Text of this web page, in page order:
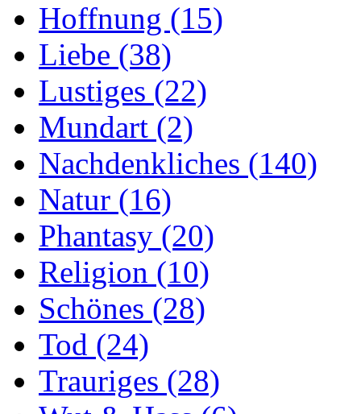
Hoffnung (15)
Liebe (38)
Lustiges (22)
Mundart (2)
Nachdenkliches (140)
Natur (16)
Phantasy (20)
Religion (10)
Schönes (28)
Tod (24)
Trauriges (28)